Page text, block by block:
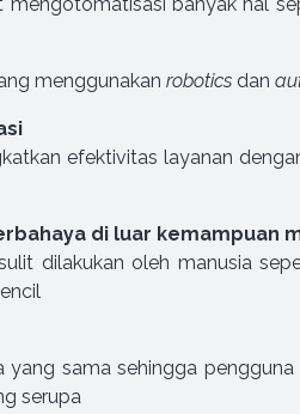
menggunakan robotics dan
efektivitas layanan
di luar kemampuan
dilakukan oleh manusia
sama sehingga
serupa